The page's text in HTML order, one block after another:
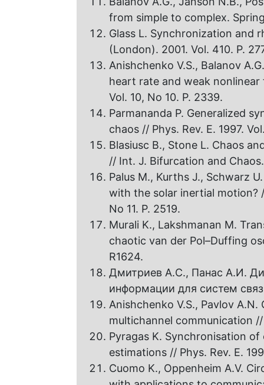
from simple to complex.
Glass L. Synchronization and
(London). 2001. Vol. 410. P.
Anishchenko V.S., Balanov
heart rate and weak
Vol. 10, No 10. P. 2339.
Parmananda P. Generalized
chaos // Phys. Rev. E. 1997.
Blasiusc B., Stone L. Chaos
// Int. J. Bifurcation and
Palus M., Kurths J., Schwarz
with the solar inertial motion?
No 11. P. 2519.
Murali K., Lakshmanan M.
chaotic van der Pol–Duffing
R1624.
Дмитриев А.С., Панас А.И.
информации для систем
Anishchenko V.S., Pavlov
multichannel communication //
Pyragas K. Synchronisation
estimations // Phys. Rev. E.
Cuomo K., Oppenheim A.V.